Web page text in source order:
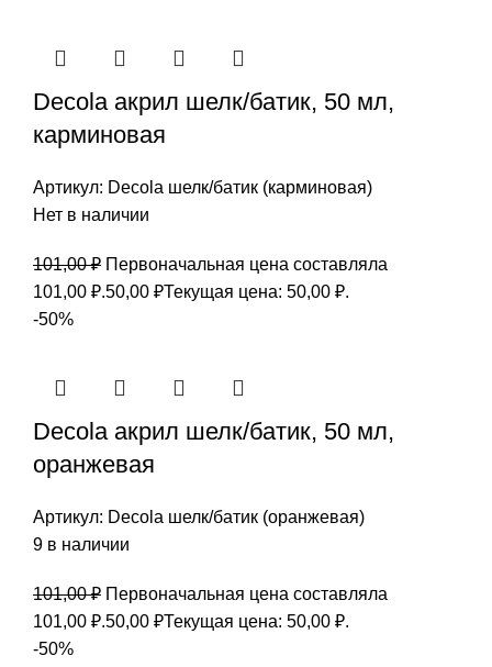
Decola акрил шелк/батик, 50 мл,
карминовая
Артикул: Decola шелк/батик (карминовая)
Нет в наличии
101,00₽ Первоначальная цена составляла
101,00 ₽.50,00 ₽Текущая цена: 50,00 ₽.
-50%
Decola акрил шелк/батик, 50 мл,
оранжевая
Артикул: Decola шелк/батик (оранжевая)
9 в наличии
101,00₽ Первоначальная цена составляла
101,00 ₽.50,00 ₽Текущая цена: 50,00 ₽.
-50%